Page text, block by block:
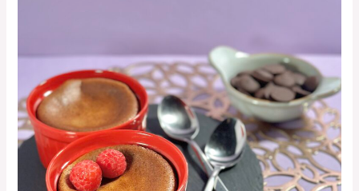
デ・
ロ
ー